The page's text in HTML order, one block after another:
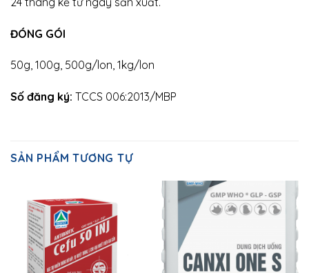
ĐÓNG GÓI
50g, 100g, 500g/lon, 1kg/lon
Số đăng ký: TCCS 006:2013/MBP
SẢN PHẨM TƯƠNG TỰ